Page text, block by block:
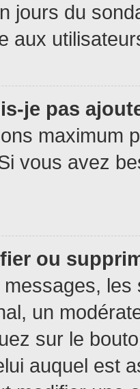
jours du
aux
je pas
maximum
vous avez
ou
un
sur le
auquel est